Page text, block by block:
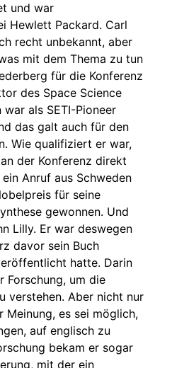
und war
Hewlett Packard. Carl
recht unbekannt, aber
mit dem Thema zu tun
für die Konferenz
des Space Science
als SETI-Pioneer
das galt auch für den
Wie qualifiziert er war,
der Konferenz direkt
Anruf aus Schweden
für seine
gewonnen. Und
Lilly. Er war deswegen
davor sein Buch
hatte. Darin
Forschung, um die
verstehen. Aber nicht nur
Meinung, es sei möglich,
auf englisch zu
bekam er sogar
mit der ein